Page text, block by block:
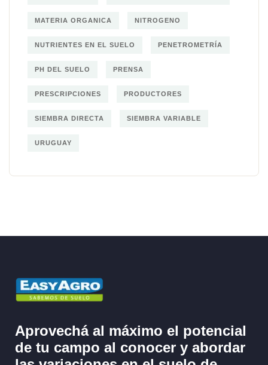
MATERIA ORGANICA NITROGENO
NUTRIENTES EN EL SUELO PENETROMETRÍA
PH DEL SUELO PRENSA
PRESCRIPCIONES PRODUCTORES
SIEMBRA DIRECTA SIEMBRA VARIABLE
URUGUAY
Aprovechá al máximo el potencial
de tu campo al conocer y abordar